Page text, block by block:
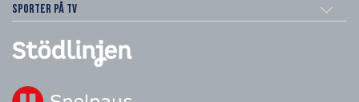
Sporter på TV